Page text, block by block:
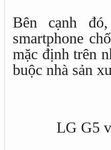
Bên cạnh
smartphone
mặc định trên
buộc nhà sản
LG G5